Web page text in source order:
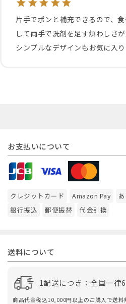
片手でポンと補充できるので、
して両手で洗剤を足す煩わしさが
シンプルなデザインもお気に入り
お支払いについて
クレジットカード Amazon Pay
銀行振込
郵便振替 代金引換
送料について
1配送につき：全国一律
商品代金税込10,000円以上のご購入で送料